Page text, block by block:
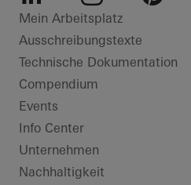
LinkedIn Instagram
Mein Arbeitsplatz
Ausschreibungstexte
Technische Dokumentation
Compendium
Events
Info Center
Unternehmen
Nachhaltigkeit